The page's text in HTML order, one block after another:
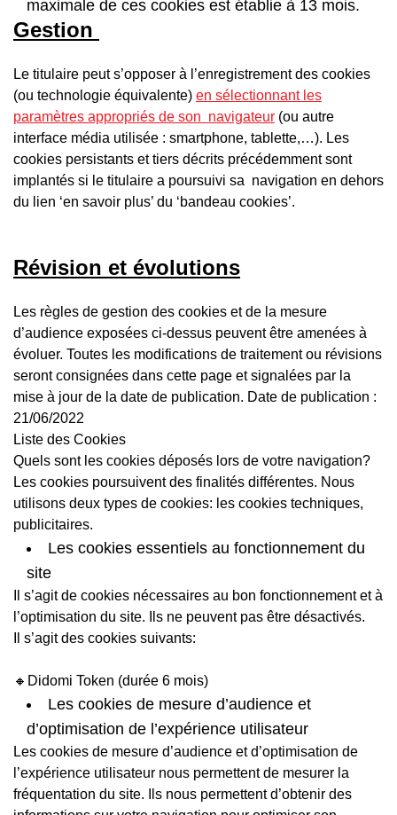
maximale de ces cookies est établie à 13 mois.
Gestion
Le titulaire peut s’opposer à l’enregistrement des cookies
(ou technologie équivalente) en sélectionnant les
paramètres appropriés de son navigateur (ou autre
interface média utilisée : smartphone, tablette,…). Les
cookies persistants et tiers décrits précédemment sont
implantés si le titulaire a poursuivi sa navigation en dehors
du lien ‘en savoir plus’ du ‘bandeau cookies’.
Révision et évolutions
Les règles de gestion des cookies et de la mesure
d’audience exposées ci-dessus peuvent être amenées à
évoluer. Toutes les modifications de traitement ou révisions
seront consignées dans cette page et signalées par la
mise à jour de la date de publication. Date de publication :
21/06/2022
Liste des Cookies
Quels sont les cookies déposés lors de votre navigation?
Les cookies poursuivent des finalités différentes. Nous
utilisons deux types de cookies: les cookies techniques,
publicitaires.
Les cookies essentiels au fonctionnement du
site
Il s’agit de cookies nécessaires au bon fonctionnement et à
l’optimisation du site. Ils ne peuvent pas être désactivés.
Il s’agit des cookies suivants:
🔸Didomi Token (durée 6 mois)
Les cookies de mesure d’audience et
d’optimisation de l’expérience utilisateur
Les cookies de mesure d’audience et d’optimisation de
l’expérience utilisateur nous permettent de mesurer la
fréquentation du site. Ils nous permettent d’obtenir des